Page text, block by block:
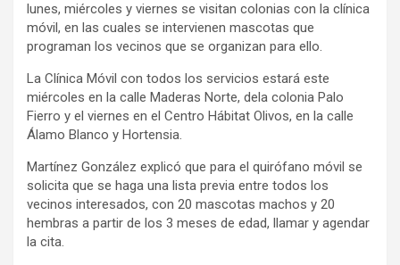
lunes, miércoles y viernes se visitan colonias con la clínica
móvil, en las cuales se intervienen mascotas que
programan los vecinos que se organizan para ello.
La Clínica Móvil con todos los servicios estará este
miércoles en la calle Maderas Norte, dela colonia Palo
Fierro y el viernes en el Centro Hábitat Olivos, en la calle
Álamo Blanco y Hortensia.
Martínez González explicó que para el quirófano móvil se
solicita que se haga una lista previa entre todos los
vecinos interesados, con 20 mascotas machos y 20
hembras a partir de los 3 meses de edad, llamar y agendar
la cita.